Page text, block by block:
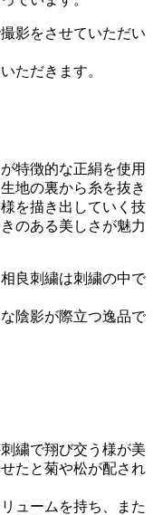
影をさせていただい
ただきます。
特徴的な正絹を使用
地の裏から糸を抜き
を描き出していく技
のある美しさが魅力
良刺繍は刺繍の中で
陰影が際立つ逸品で
繍で翔び交う様が美
たと菊や松が配され
ュームを持ち、また